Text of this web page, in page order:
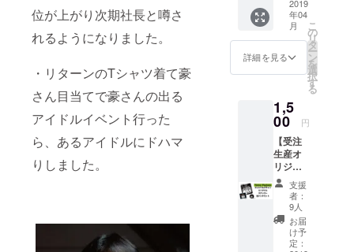
位が上がり次期社長と噂さ
れるようになりました。
・リターンのTシャツ着て豪
さん目当てで豪さんの出る
アイドルイベント行った
ら、あるアイドルにドハマ
りしました。
チ】 ス
テッ
カー
（約
91mm×
55mm
） ・缶
（円形
25mm
）
Terror
Factory
（http://
www.te
rrorfact
ory.net/
） ※送
料込み
2019
年04
月
詳細を見る
こ
の
リ
タ
ー
ン
を
選
択
す
る
1,5
00 円
【受注
生産オ
リジナ
ルグッ
ズ】 久
田将
義、吉
田豪の
Terror
支援
者：
9人
お届
け予
定：